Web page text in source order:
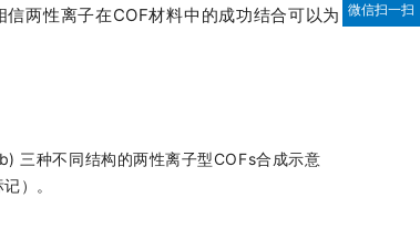
两性离子在COF材料中的成功结合可以为
三种不同结构的两性离子型COFs合成示意
）。
微信扫一扫